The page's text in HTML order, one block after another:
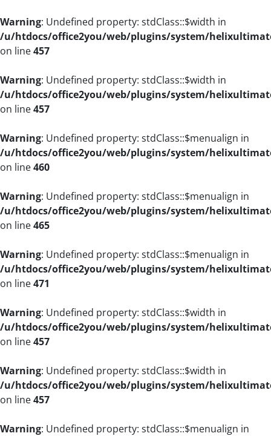
Warning: Undefined property: stdClass::$width in
/u/htdocs/office2you/web/plugins/system/
on line457
Warning: Undefined property: stdClass::$width in
/u/htdocs/office2you/web/plugins/system/
on line457
Warning: Undefined property: stdClass::$menualign in
/u/htdocs/office2you/web/plugins/system/
on line460
Warning: Undefined property: stdClass::$menualign in
/u/htdocs/office2you/web/plugins/system/
on line465
Warning: Undefined property: stdClass::$menualign in
/u/htdocs/office2you/web/plugins/system/
on line471
Warning: Undefined property: stdClass::$width in
/u/htdocs/office2you/web/plugins/system/
on line457
Warning: Undefined property: stdClass::$width in
/u/htdocs/office2you/web/plugins/system/
on line457
Warning: Undefined property: stdClass::$menualign in